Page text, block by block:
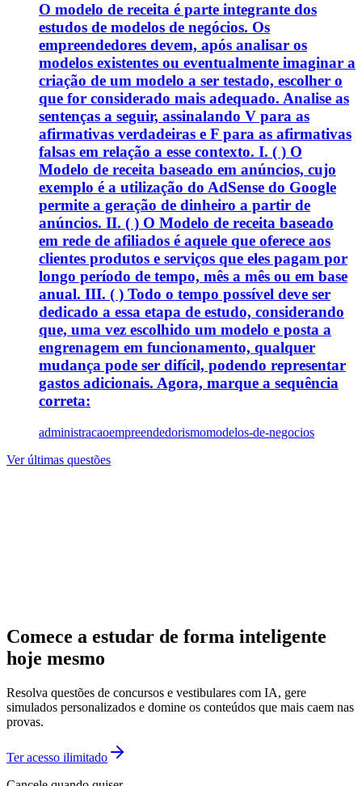
O modelo de receita é parte integrante dos
estudos de modelos de negócios. Os
empreendedores devem, após analisar os
modelos existentes ou eventualmente imaginar a
criação de um modelo a ser testado, escolher o
que for considerado mais adequado. Analise as
sentenças a seguir, assinalando V para as
afirmativas verdadeiras e F para as afirmativas
falsas em relação a esse contexto. I. ( ) O
Modelo de receita baseado em anúncios, cujo
exemplo é a utilização do AdSense do Google
permite a geração de dinheiro a partir de
anúncios. II. ( ) O Modelo de receita baseado
em rede de afiliados é aquele que oferece aos
clientes produtos e serviços que eles pagam por
longo período de tempo, mês a mês ou em base
anual. III. ( ) Todo o tempo possível deve ser
dedicado a essa etapa de estudo, considerando
que, uma vez escolhido um modelo e posta a
engrenagem em funcionamento, qualquer
mudança pode ser difícil, podendo representar
gastos adicionais. Agora, marque a sequência
correta:
administracaoempreendedorismomodelos-de-negocios
Ver últimas questões
Comece a estudar de forma inteligente
hoje mesmo
Resolva questões de concursos e vestibulares com IA, gere
simulados personalizados e domine os conteúdos que mais caem nas
provas.
Ter acesso ilimitado